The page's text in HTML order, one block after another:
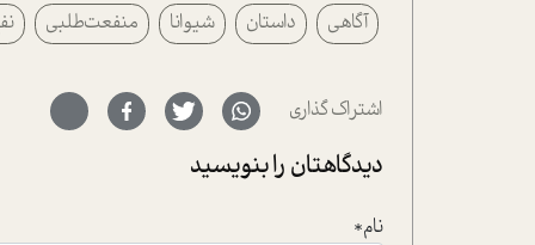
آگاهی داستان شیوانا منفعت‌طلبی
اشتراک گذاری
دیدگاهتان را بنویسید
نام*